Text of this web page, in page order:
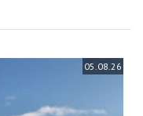
05.08.26